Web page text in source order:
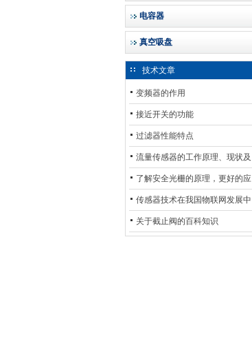
电容器
真空吸盘
技术文章
变频器的作用
接近开关的功能
过滤器性能特点
流量传感器的工作原理、现状及
其发展前景
了解安全光栅的原理，更好的应
用安全光栅
传感器技术在我国物联网发展中
的地位*
关于截止阀的百科知识